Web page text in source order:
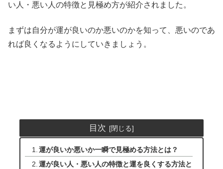
い人・悪い人の特徴と見極め方が紹介されました。
まずは自分が運が良いのか悪いのかを知って、悪いのであ
れば良くなるようにしていきましょう。
目次
運が良いか悪いか一瞬で見極める方法とは？
運が良い人・悪い人の特徴と運を良くする方法と